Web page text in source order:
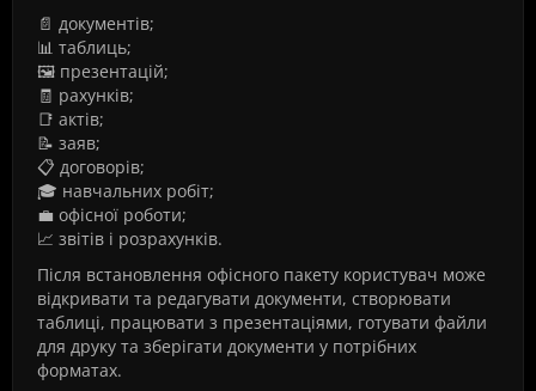
📄 документів;
📊 таблиць;
🖼️ презентацій;
🧾 рахунків;
📑 актів;
📝 заяв;
📋 договорів;
🎓 навчальних робіт;
💼 офісної роботи;
📈 звітів і розрахунків.
Після встановлення офісного пакету користувач може
відкривати та редагувати документи, створювати
таблиці, працювати з презентаціями, готувати файли
для друку та зберігати документи у потрібних
форматах.